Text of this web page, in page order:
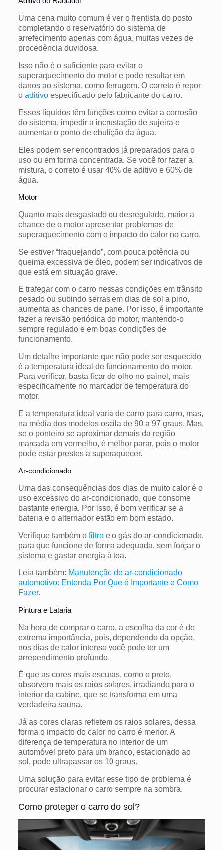
Uma cena muito comum é ver o frentista do posto
completando o reservatório do sistema de
arrefecimento apenas com água, muitas vezes de
procedência duvidosa.
Isso não é o suficiente para evitar o
superaquecimento do motor e pode resultar em
danos ao sistema, como ferrugem. O correto é repor
o aditivoespecificado pelo fabricante do carro.
Esses líquidos têm funções como evitar a corrosão
do sistema, impedir a incrustação de sujeira e
aumentar o ponto de ebulição da água.
Eles podem ser encontrados já preparados para o
uso ou em forma concentrada. Se você for fazer a
mistura, o correto é usar 40% de aditivo e 60% de
água.
Motor
Quanto mais desgastado ou desregulado, maior a
chance de o motor apresentar problemas de
superaquecimento com o impacto do calor no carro.
Se estiver “fraquejando”, com pouca potência ou
queima excessiva de óleo, podem ser indicativos de
que está em situação grave.
E trafegar com o carro nessas condições em trânsito
pesado ou subindo serras em dias de sol a pino,
aumenta as chances de pane. Por isso, é importante
fazer a revisão periódica do motor, mantendo-o
sempre regulado e em boas condições de
funcionamento.
Um detalhe importante que não pode ser esquecido
é a temperatura ideal de funcionamento do motor.
Para verificar, basta ficar de olho no painel, mais
especificamente no marcador de temperatura do
motor.
E a temperatura ideal varia de carro para carro, mas,
na média dos modelos oscila de 90 a 97 graus. Mas,
se o ponteiro se aproximar demais da região
marcada em vermelho, é melhor parar, pois o motor
pode estar prestes a superaquecer.
Ar-condicionado
Uma das consequências dos dias de muito calor é o
uso excessivo do ar-condicionado, que consome
bastante energia. Por isso, é bom verificar se a
bateria e o alternador estão em bom estado.
Verifique também o filtroe o gás do ar-condicionado,
para que funcione de forma adequada, sem forçar o
sistema e gastar energia à toa.
Leia também: Manutenção de ar-condicionado
automotivo: Entenda Por Que é Importante e Como
Fazer.
Pintura e Lataria
Na hora de comprar o carro, a escolha da cor é de
extrema importância, pois, dependendo da opção,
nos dias de calor intenso você pode ter um
arrependimento profundo.
É que as cores mais escuras, como o preto,
absorvem mais os raios solares, irradiando para o
interior da cabine, que se transforma em uma
verdadeira sauna.
Já as cores claras refletem os raios solares, dessa
forma o impacto do calor no carro é menor. A
diferença de temperatura no interior de um
automóvel preto para um branco, estacionado ao
sol, pode ultrapassar os 10 graus.
Uma solução para evitar esse tipo de problema é
procurar estacionar o carro sempre na sombra.
Como proteger o carro do sol?